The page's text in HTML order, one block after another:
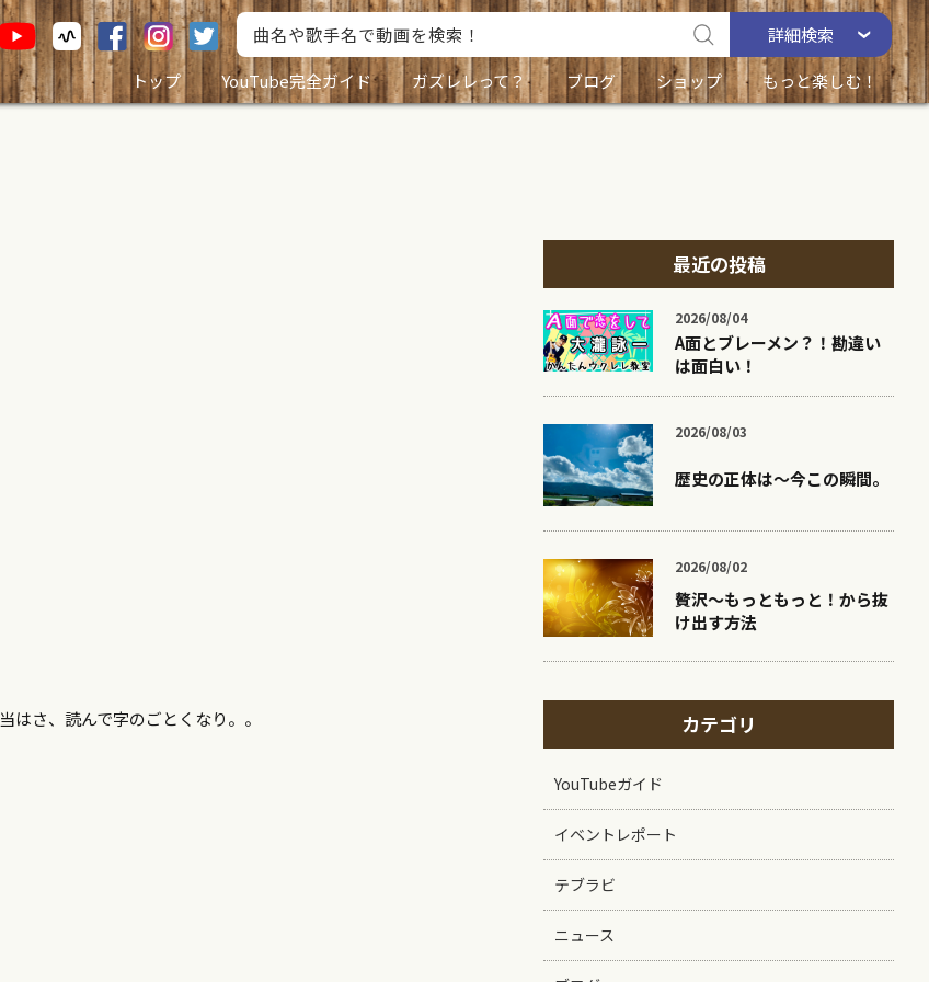
詳細検索
トップ
YouTube完全ガイド ガズレレって？ ブログ ショップ もっと楽しむ！
さ、読んで字のごとくなり。。
最近の投稿
2026/08/04
A面とブレーメン？！勘違い
は面白い！
2026/08/03
歴史の正体は〜今この瞬間。
2026/08/02
贅沢〜もっともっと！から抜
け出す方法
カテゴリ
YouTubeガイド
イベントレポート
テブラビ
ニュース